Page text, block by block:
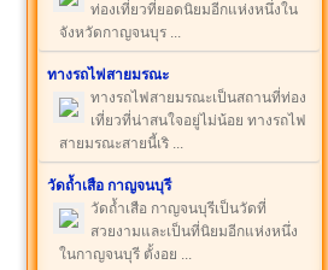
ท่องเที่ยวที่ยอดนิยมอีกแห่งหนึ่งใน
จังหวัดกาญจนบุร ...
ทางรถไฟสายมรณะ
ทางรถไฟสายมรณะเป็นสถานที่ท่อง
เที่ยวที่น่าสนใจอยู่ไม่น้อย ทางรถไฟ
สายมรณะสายนี้เริ ...
วัดถ้ำเสือ กาญจนบุรี
วัดถ้ำเสือ กาญจนบุรีเป็นวัดที่
สวยงามและเป็นที่นิยมอีกแห่งหนึ่ง
ในกาญจนบุรี ตั้งอย ...